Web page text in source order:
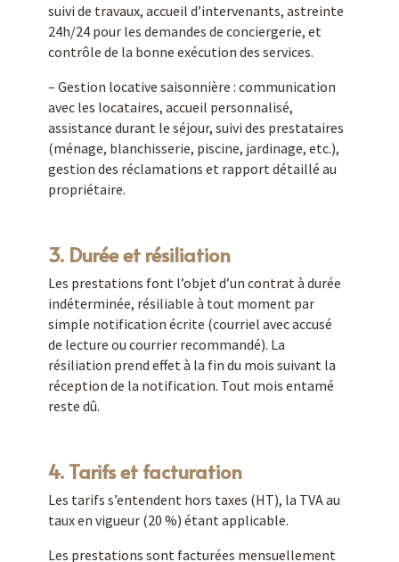
suivi de travaux, accueil d’intervenants, astreinte
24h/24 pour les demandes de conciergerie, et
contrôle de la bonne exécution des services.
– Gestion locative saisonnière : communication
avec les locataires, accueil personnalisé,
assistance durant le séjour, suivi des prestataires
(ménage, blanchisserie, piscine, jardinage, etc.),
gestion des réclamations et rapport détaillé au
propriétaire.
3. Durée et résiliation
Les prestations font l’objet d’un contrat à durée
indéterminée, résiliable à tout moment par
simple notification écrite (courriel avec accusé
de lecture ou courrier recommandé). La
résiliation prend effet à la fin du mois suivant la
réception de la notification. Tout mois entamé
reste dû.
4. Tarifs et facturation
Les tarifs s’entendent hors taxes (HT), la TVA au
taux en vigueur (20 %) étant applicable.
Les prestations sont facturées mensuellement